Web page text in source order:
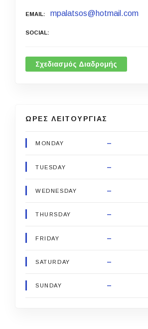
EMAIL mpalatsos@hotmail.com
SOCIAL
Σχεδιασμός Διαδρομής
ΩΡΕΣ ΛΕΙΤΟΥΡΓΙΑΣ
MONDAY –
TUESDAY –
WEDNESDAY –
THURSDAY –
FRIDAY –
SATURDAY –
SUNDAY –